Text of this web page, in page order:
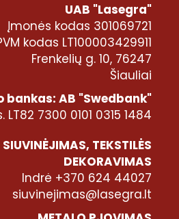
UAB "Lasegra"
Įmonės kodas 301069721
kodas LT100003429911
Frenkelių g. 10, 76247
Šiauliai
bankas: AB "Swedbank"
LT82 7300 0101 0315 1484
SIUVINĖJIMAS, TEKSTILĖS
DEKORAVIMAS
Indrė +370 624 44027
siuvinejimas@lasegra.lt